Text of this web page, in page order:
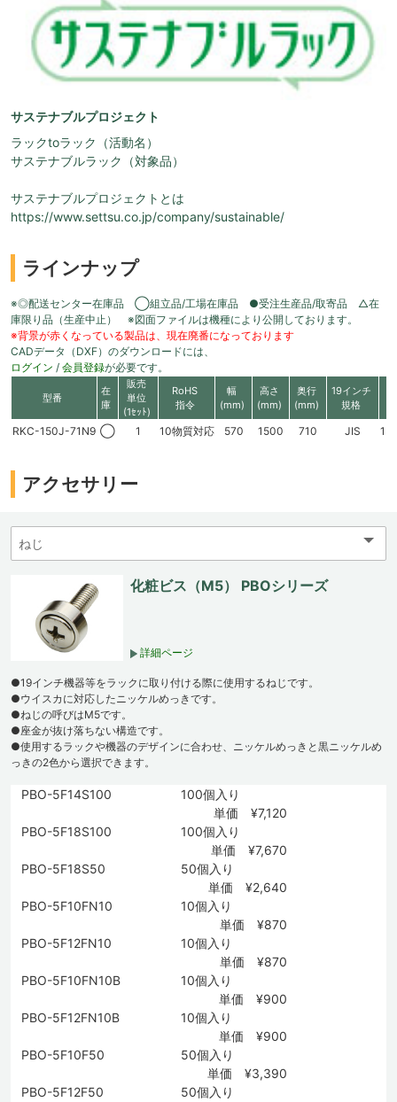
サステナブルプロジェクト
ラックtoラック（活動名）
サステナブルラック（対象品）
サステナブルプロジェクトとは
https://www.settsu.co.jp/company/sustainable/
ラインナップ
※◎配送センター在庫品 ◯組立品/工場在庫品 ●受注生産品/取寄品 △在
庫限り品（生産中止） ※図面ファイルは機種により公開しております。
※背景が赤くなっている製品は、現在廃番になっております
CADデータ（DXF）のダウンロードには、
ログイン / 会員登録が必要です。
型番
在
庫
販売
単位
(1ｾｯﾄ)
RoHS
指令
幅
(mm)
高さ
(mm)
奥行
(mm)
19インチ
規格
RKC-150J-71N9 ◯ 1 10物質対応 570 1500 710 JIS
アクセサリー
化粧ビス（M5） PBOシリーズ
詳細ページ
●19インチ機器等をラックに取り付ける際に使用するねじです。
●ウイスカに対応したニッケルめっきです。
●ねじの呼びはM5です。
●座金が抜け落ちない構造です。
●使用するラックや機器のデザインに合わせ、ニッケルめっきと黒ニッケルめ
っきの2色から選択できます。
PBO-5F14S100
100個入り
単価 ¥7,120
PBO-5F18S100
100個入り
単価 ¥7,670
PBO-5F18S50
50個入り
単価 ¥2,640
PBO-5F10FN10
10個入り
単価 ¥870
PBO-5F12FN10
10個入り
単価 ¥870
PBO-5F10FN10B
10個入り
単価 ¥900
PBO-5F12FN10B
10個入り
単価 ¥900
PBO-5F10F50
50個入り
単価 ¥3,390
PBO-5F12F50
50個入り